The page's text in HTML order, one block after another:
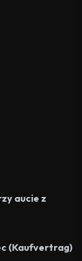
aucie z
(Kaufvertrag)